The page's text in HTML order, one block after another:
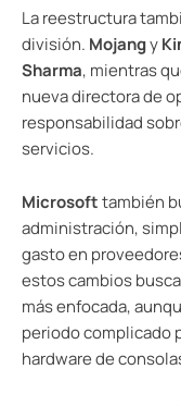
La reestructura
división. Mojangy
Sharma, mientras
nueva directora de
responsabilidad
servicios.
Microsofttambién
administración,
gasto en
estos cambios
más enfocada,
periodo complicado
hardware de